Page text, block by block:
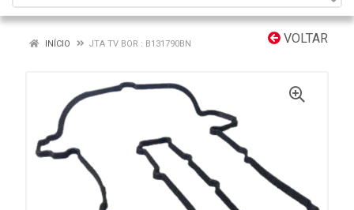
VOLTAR
INÍCIO JTA TV BOR : B131790BN